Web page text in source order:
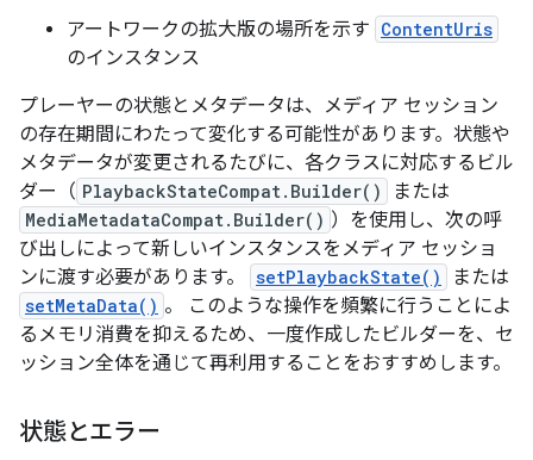
アートワークの拡大版の場所を示す ContentUris
のインスタンス
プレーヤーの状態とメタデータは、メディア セッション
の存在期間にわたって変化する可能性があります。状態や
メタデータが変更されるたびに、各クラスに対応するビル
ダー（ PlaybackStateCompat.Builder() または
MediaMetadataCompat.Builder() ）を使用し、次の呼
び出しによって新しいインスタンスをメディア セッショ
ンに渡す必要があります。
setPlaybackState() または
setMetaData() 。 このような操作を頻繁に行うことによ
るメモリ消費を抑えるため、一度作成したビルダーを、セ
ッション全体を通じて再利用することをおすすめします。
状態とエラー